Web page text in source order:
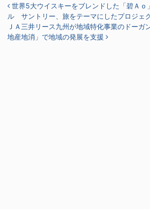
投稿ナビゲーション
世界5大ウイスキーをブレンドした「碧Ａｏ
ル サントリー、旅をテーマにしたプロジェ
ＪＡ三井リース九州が地域特化事業のドー
地産地消」で地域の発展を支援